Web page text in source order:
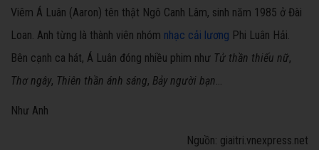
Viêm Á Luân (Aaron) tên thật Ngô Canh Lâm, sinh năm 1985 ở Đài
Loan. Anh từng là thành viên nhóm nhạc cải lương Phi Luân Hải.
Bên cạnh ca hát, Á Luân đóng nhiều phim như Tử thần thiếu nữ,
Thơ ngây, Thiên thần ánh sáng, Bảy người bạn...
Như Anh
Nguồn: giaitri.vnexpress.net